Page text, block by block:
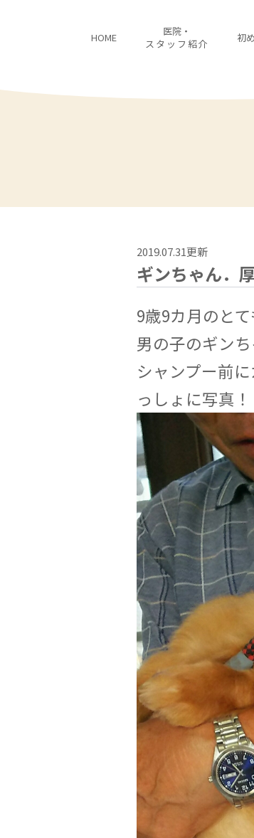
HOME
医院・
スタッフ紹介
初
2019.07.31更新
ギンちゃん．
9歳9カ月のと
男の子のギン
シャンプー前
っしょに写真！